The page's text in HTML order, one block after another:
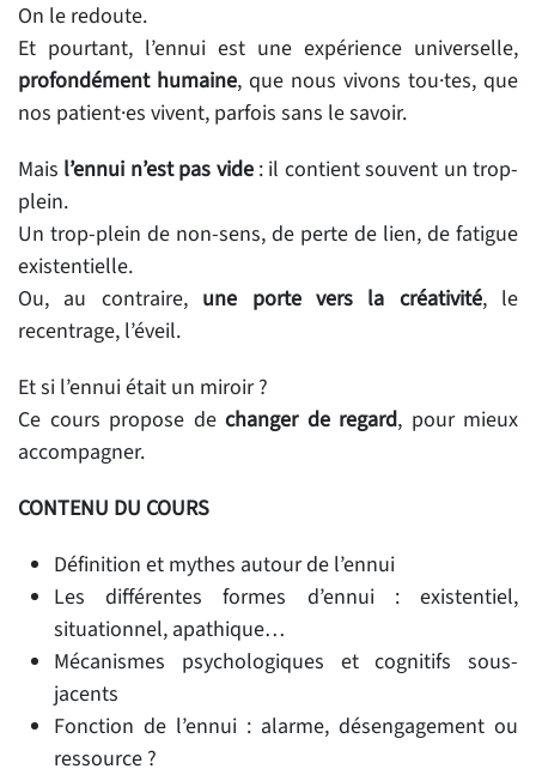
On le redoute.
Et pourtant, l’ennui est une expérience universelle,
profondément humaine, que nous vivons tou·tes, que
nos patient·es vivent, parfois sans le savoir.
Mais l’ennui n’est pas vide: il contient souvent un trop-
plein.
Un trop-plein de non-sens, de perte de lien, de fatigue
existentielle.
Ou, au contraire, une porte vers la créativité, le
recentrage, l’éveil.
Et si l’ennui était un miroir ?
Ce cours propose de changer de regard, pour mieux
accompagner.
CONTENU DU COURS
Définition et mythes autour de l’ennui
Les différentes formes d’ennui : existentiel,
situationnel, apathique…
Mécanismes psychologiques et cognitifs sous-
jacents
Fonction de l’ennui : alarme, désengagement ou
ressource ?